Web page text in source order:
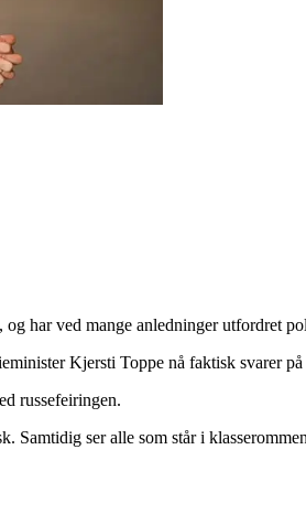
har ved mange anledninger utfordret
Kjersti Toppe nå faktisk svarer
russefeiringen.
ser alle som står i